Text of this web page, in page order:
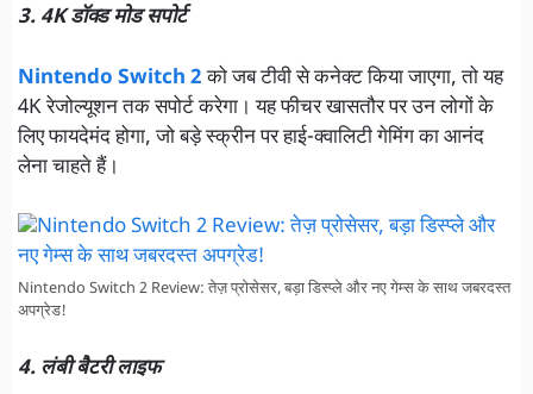
3. 4K डॉक्ड मोड सपोर्ट
Nintendo Switch 2को जब टीवी से कनेक्ट किया जाएगा, तो यह
4K रेजोल्यूशन तक सपोर्ट करेगा। यह फीचर खासतौर पर उन लोगों के
लिए फायदेमंद होगा, जो बड़े स्क्रीन पर हाई-क्वालिटी गेमिंग का आनंद
लेना चाहते हैं।
Nintendo Switch 2 Review: तेज़ प्रोसेसर, बड़ा डिस्प्ले और नए गेम्स के साथ जबरदस्त
अपग्रेड!
4. लंबी बैटरी लाइफ